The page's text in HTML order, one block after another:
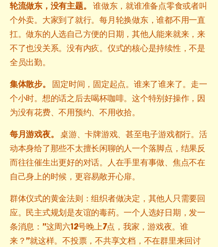
轮流做东，没有主题。
谁做东，就谁准备点零食或者叫
个外卖。大家到了就行。每月轮换做东，谁都不用一直
扛。做东的人选自己方便的日期，其他人能来就来，来
不了也没关系。没有内疚。仪式的核心是持续性，不是
全员出勤。
集体散步。
固定时间，固定起点。谁来了谁来了。走一
个小时。想的话之后去喝杯咖啡。这个特别好操作，因
为没有花费、不用预约、不用收拾。
每月游戏夜。
桌游、卡牌游戏、甚至电子游戏都行。活
动本身给了那些不太擅长闲聊的人一个落脚点，结果反
而往往催生出更好的对话。人在手里有事做、焦点不在
自己身上的时候，更容易敞开心扉。
群体仪式的黄金法则：组织者做决定，其他人只需要回
应。民主式规划是友谊的毒药。一个人选好日期，发一
条消息：”这周六12号晚上7点，我家，游戏夜。谁
来？”就这样。不投票，不共享文档，不在群里来回讨